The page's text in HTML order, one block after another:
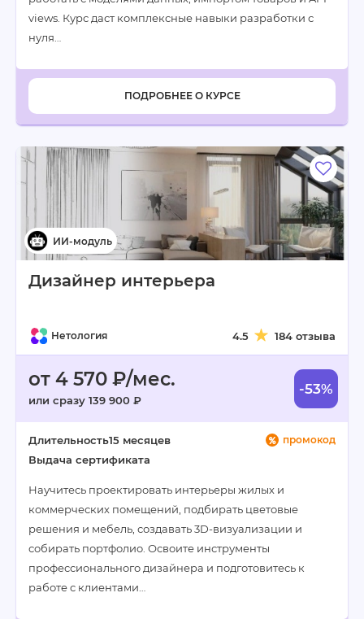
views. Курс даст комплексные навыки разработки с
нуля…
ПОДРОБНЕЕ О КУРСЕ
Дизайнер интерьера
Нетология 4.5 184 отзыва
от 4 570 ₽/мес.
или сразу 139 900 ₽
-53%
промокод
Длительность15 месяцев
Выдача сертификата
Научитесь проектировать интерьеры жилых и
коммерческих помещений, подбирать цветовые
решения и мебель, создавать 3D-визуализации и
собирать портфолио. Освоите инструменты
профессионального дизайнера и подготовитесь к
работе с клиентами…